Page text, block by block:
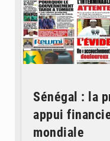
Sénégal : la
appui
mondiale